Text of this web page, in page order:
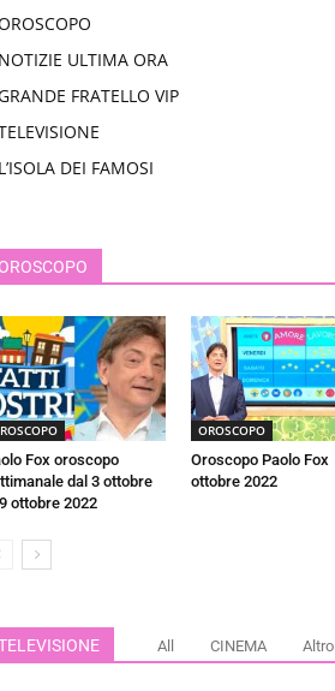
NOTIZIE ULTIMA ORA
GRANDE FRATELLO VIP
L’ISOLA DEI FAMOSI
OROSCOPO
Fox oroscopo
dal 3 ottobre
ottobre 2022
OROSCOPO
Oroscopo Paolo Fox
ottobre 2022
All CINEMA Altro